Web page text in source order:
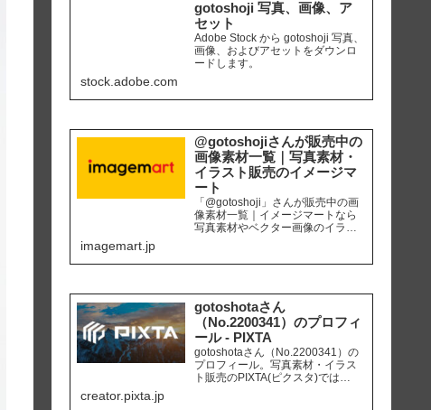
gotoshoji 写真、画像、ア
セット
Adobe Stock から gotoshoji 写真、
画像、およびアセットをダウンロ
ードします。
stock.adobe.com
@gotoshojiさんが販売中の
画像素材一覧｜写真素材・
イラスト販売のイメージマ
ート
「@gotoshoji」さんが販売中の画
像素材一覧｜イメージマートなら
写真素材やベクター画像のイラス
購入可能です。個人、商用を問わ
イヤリティフリー画像を、広報、
販促、社内資料作り、サイト運営
等にご活用ください。
imagemart.jp
gotoshotaさん
（No.2200341）のプロフィ
ール - PIXTA
gotoshotaさん（No.2200341）の
プロフィール。写真素材・イラス
ト販売のPIXTA(ピクスタ)では
creator.pixta.jp